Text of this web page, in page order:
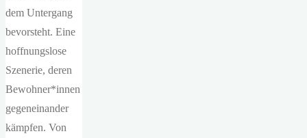
dem Untergang
bevorsteht. Eine
hoffnungslose
Szenerie, deren
Bewohner*innen
gegeneinander
kämpfen. Von